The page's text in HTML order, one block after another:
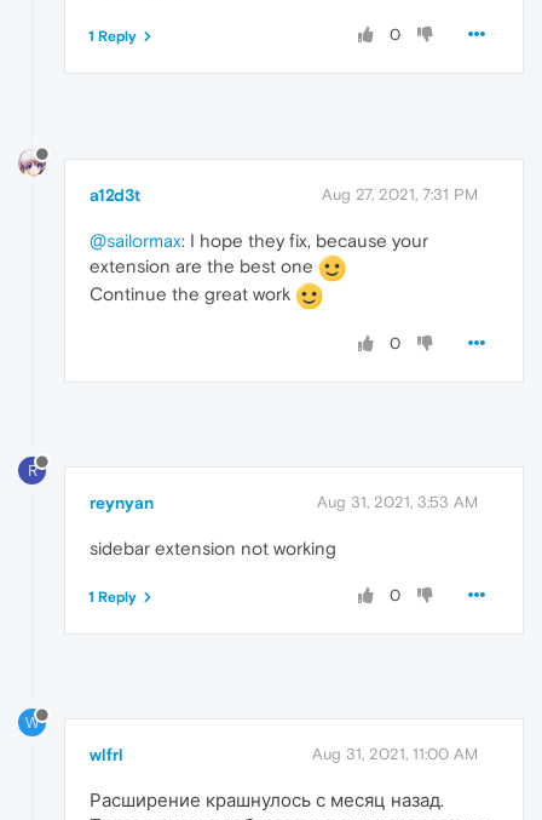
0
1 Reply
a12d3t Aug 27, 2021, 7:31 PM
@sailormax: I hope they fix, because your
extension are the best one
Continue the great work
0
R
reynyan Aug 31, 2021, 3:53 AM
sidebar extension not working
0
1 Reply
W
wlfrl Aug 31, 2021, 11:00 AM
Расширение крашнулось с месяц назад.